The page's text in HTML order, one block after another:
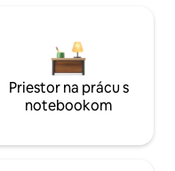
Priestor na prácu s
notebookom